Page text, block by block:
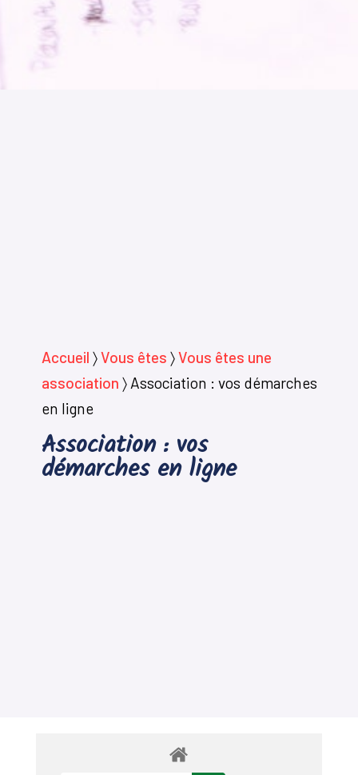
Accueil 〉Vous êtes 〉Vous êtes une
association 〉 Association : vos démarches
en ligne
Association : vos
démarches en ligne